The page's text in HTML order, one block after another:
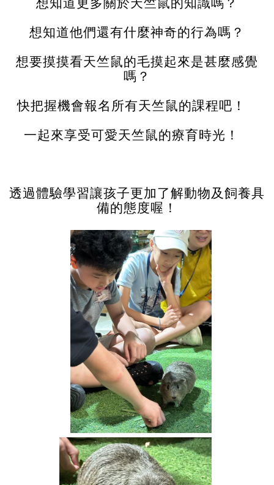
想知道他們還有什麼神奇的行為嗎？
想要摸摸看天竺鼠的毛摸起來是甚麼感覺
嗎？
快把握機會報名所有天竺鼠的課程吧！
一起來享受可愛天竺鼠的療育時光！
透過體驗學習讓孩子更加了解動物及飼養具
備的態度喔！
記住帳號